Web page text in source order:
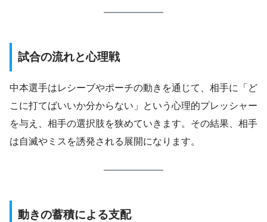
試合の流れと心理戦
中本選手はレシーブやポーチの動きを通じて、相手に「ど
こに打てばいいか分からない」という心理的プレッシャー
を与え、相手の選択肢を狭めていきます。その結果、相手
は自滅やミスを誘発される展開になります。
動きの蓄積による支配